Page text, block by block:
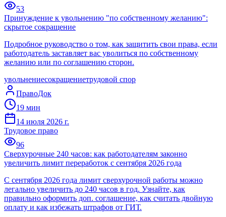
53
Принуждение к увольнению "по собственному желанию":
скрытое сокращение
Подробное руководство о том, как защитить свои права, если
работодатель заставляет вас уволиться по собственному
желанию или по соглашению сторон.
увольнениесокращениетрудовой спор
ПравоДок
19 мин
14 июля 2026 г.
Трудовое право
96
Сверхурочные 240 часов: как работодателям законно
увеличить лимит переработок с сентября 2026 года
С сентября 2026 года лимит сверхурочной работы можно
легально увеличить до 240 часов в год. Узнайте, как
правильно оформить доп. соглашение, как считать двойную
оплату и как избежать штрафов от ГИТ.